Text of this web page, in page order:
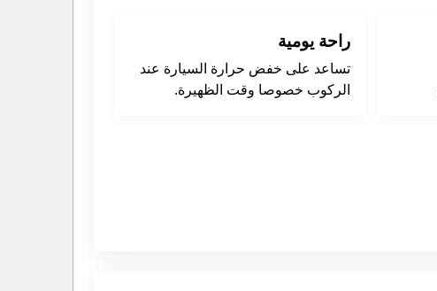
راحة يومية
تساعد على خفض حرارة السيارة عند
الركوب خصوصا وقت الظهيرة.